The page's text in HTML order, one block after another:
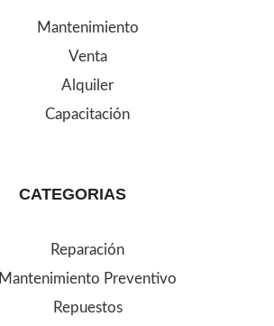
Mantenimiento
Venta
Alquiler
Capacitación
CATEGORIAS
Reparación
Mantenimiento Preventivo
Repuestos